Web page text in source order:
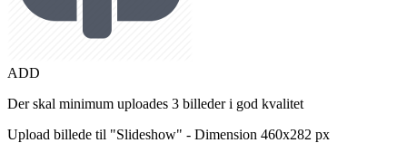
ADD
Der skal minimum uploades 3 billeder i god kvalitet
Upload billede til "Slideshow" - Dimension 460x282 px